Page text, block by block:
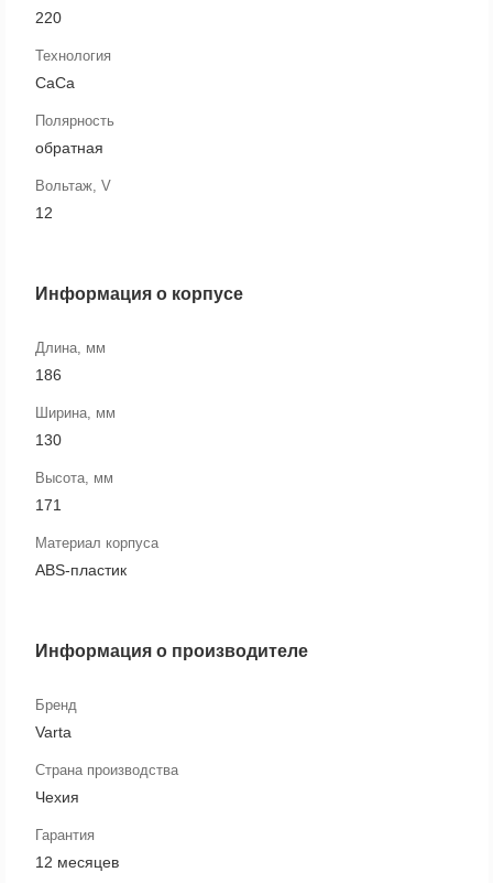
220
Технология
CaCa
Полярность
обратная
Вольтаж, V
12
Информация о корпусе
Длина, мм
186
Ширина, мм
130
Высота, мм
171
Материал корпуса
ABS-пластик
Информация о производителе
Бренд
Varta
Страна производства
Чехия
Гарантия
12 месяцев